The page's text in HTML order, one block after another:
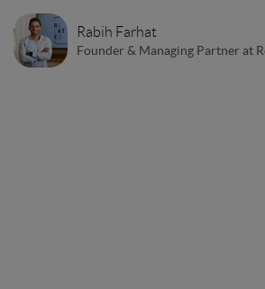
Rabih Farhat
Founder & Managing Partner at